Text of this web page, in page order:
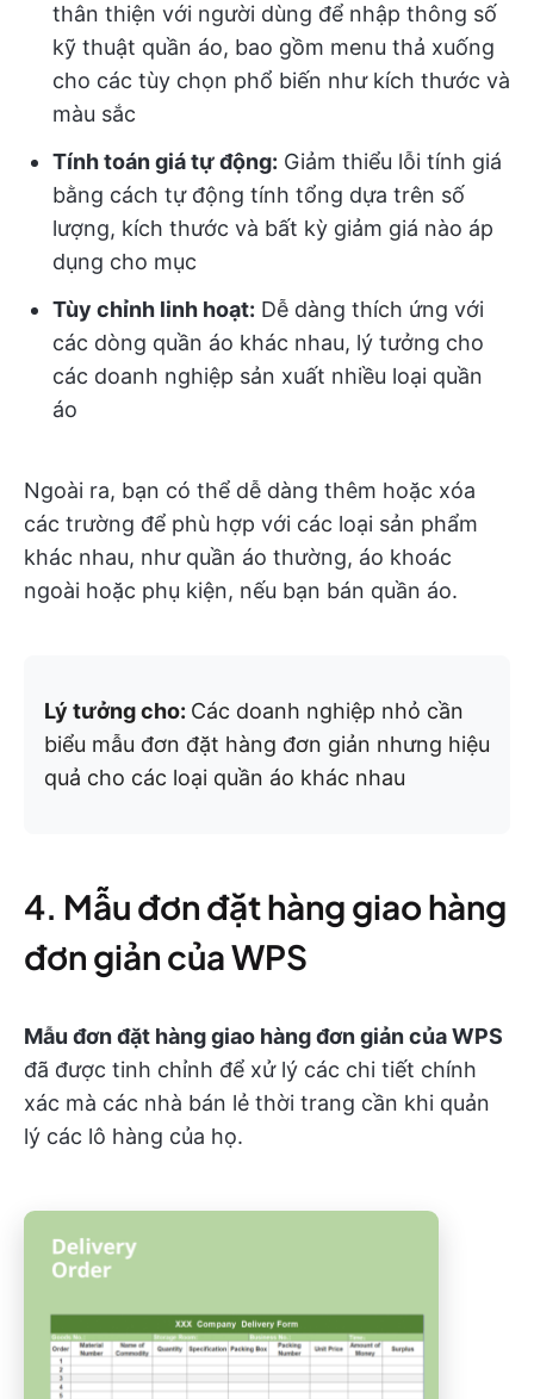
thân thiện với người dùng để nhập thông số
kỹ thuật quần áo, bao gồm menu thả xuống
cho các tùy chọn phổ biến như kích thước và
màu sắc
Tính toán giá tự động: Giảm thiểu lỗi tính giá
bằng cách tự động tính tổng dựa trên số
lượng, kích thước và bất kỳ giảm giá nào áp
dụng cho mục
Tùy chỉnh linh hoạt: Dễ dàng thích ứng với
các dòng quần áo khác nhau, lý tưởng cho
các doanh nghiệp sản xuất nhiều loại quần
áo
Ngoài ra, bạn có thể dễ dàng thêm hoặc xóa
các trường để phù hợp với các loại sản phẩm
khác nhau, như quần áo thường, áo khoác
ngoài hoặc phụ kiện, nếu bạn bán quần áo.
Lý tưởng cho: Các doanh nghiệp nhỏ cần
biểu mẫu đơn đặt hàng đơn giản nhưng hiệu
quả cho các loại quần áo khác nhau
4. Mẫu đơn đặt hàng giao hàng
đơn giản của WPS
Mẫu đơn đặt hàng giao hàng đơn giản của WPS
đã được tinh chỉnh để xử lý các chi tiết chính
xác mà các nhà bán lẻ thời trang cần khi quản
lý các lô hàng của họ.